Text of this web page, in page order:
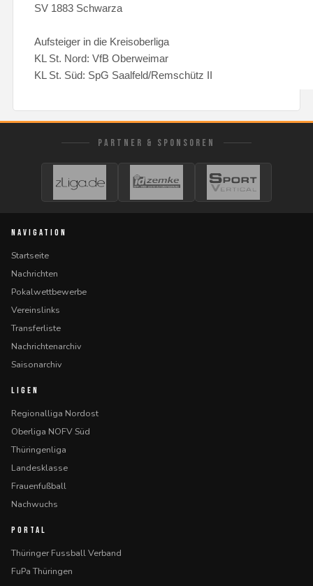
SV 1883 Schwarza
Aufsteiger in die Kreisoberliga
KL St. Nord: VfB Oberweimar
KL St. Süd: SpG Saalfeld/Remschütz II
PARTNER & SPONSOREN
NAVIGATION
Startseite
Nachrichten
Pokalwettbewerbe
Vereinslinks
Transferliste
Nachrichtenarchiv
Saisonarchiv
LIGEN
Regionalliga Nordost
Oberliga NOFV Süd
Thüringenliga
Landesklasse
Frauenfußball
Nachwuchs
PORTAL
Thüringer Fussball Verband
FuPa Thüringen